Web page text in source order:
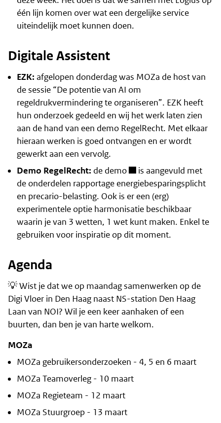
één lijn komen over wat een dergelijke service
uiteindelijk moet kunnen doen.
Digitale Assistent
EZK: afgelopen donderdag was MOZa de host van
de sessie “De potentie van AI om
regeldrukvermindering te organiseren”. EZK heeft
hun onderzoek gedeeld en wij het werk laten zien
aan de hand van een demo RegelRecht. Met elkaar
hieraan werken is goed ontvangen en er wordt
gewerkt aan een vervolg.
Demo RegelRecht: de demo
is aangevuld met
de onderdelen rapportage energiebesparingsplicht
en precario-belasting. Ook is er een (erg)
experimentele optie harmonisatie beschikbaar
waarin je van 3 wetten, 1 wet kunt maken. Enkel te
gebruiken voor inspiratie op dit moment.
Agenda
💡 Wist je dat we op maandag samenwerken op de
Digi Vloer in Den Haag naast NS-station Den Haag
Laan van NOI? Wil je een keer aanhaken of een
buurten, dan ben je van harte welkom.
MOZa
MOZa gebruikersonderzoeken - 4, 5 en 6 maart
MOZa Teamoverleg - 10 maart
MOZa Regieteam - 12 maart
MOZa Stuurgroep - 13 maart